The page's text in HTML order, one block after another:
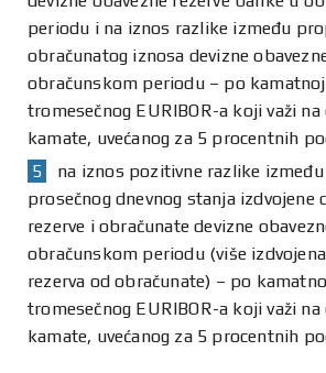
periodu i na iznos razlike između
obračunatog iznosa devizne
obračunskom periodu – po
tromesečnog EURIBOR-a koji važi
kamate, uvećanog za 5 procentnih
na iznos pozitivne razlike
prosečnog dnevnog stanja izdvojene
rezerve i obračunate devizne
obračunskom periodu (više
rezerva od obračunate) – po
tromesečnog EURIBOR-a koji važi
kamate, uvećanog za 5 procentnih